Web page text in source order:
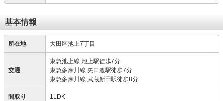
基本情報
所在地 大田区池上7丁目
交通
東急池上線 池上駅徒歩7分
東急多摩川線 矢口渡駅徒歩7分
東急多摩川線 武蔵新田駅徒歩8分
間取り 1LDK